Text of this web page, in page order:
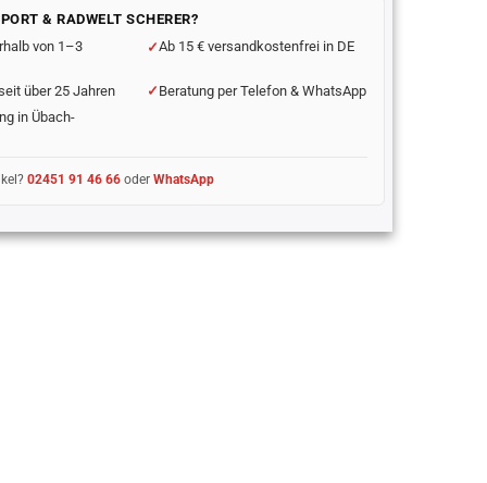
& RADWELT SCHERER?
von 1–3
Ab 15 € versandkostenfrei in DE
über 25 Jahren
Beratung per Telefon & WhatsApp
in Übach-
02451 91 46 66 oderWhatsApp